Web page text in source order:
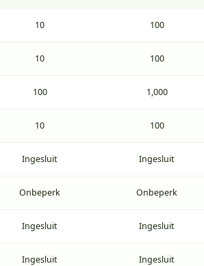
10 100
10 100
100 1,000
10 100
Ingesluit Ingesluit
Onbeperk Onbeperk
Ingesluit Ingesluit
Ingesluit Ingesluit